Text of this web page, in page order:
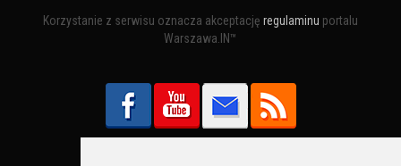
Korzystanie z serwisu oznacza akceptację regulaminu portalu
Warszawa.IN™